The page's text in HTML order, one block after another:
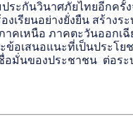
ะกันวินาศภัยไทยอีกครั้
รียนอย่างยั่งยืน สร้าง
คเหนือ ภาคตะวันออก
อเสนอแนะที่เป็นประ
มั่นของประชาชน ต่อร